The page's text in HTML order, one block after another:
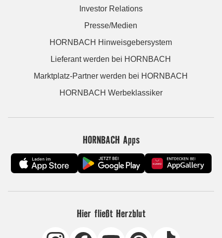
Investor Relations
Presse/Medien
HORNBACH Hinweisgebersystem
Lieferant werden bei HORNBACH
Marktplatz-Partner werden bei HORNBACH
HORNBACH Werbeklassiker
HORNBACH Apps
Hier fließt Herzblut